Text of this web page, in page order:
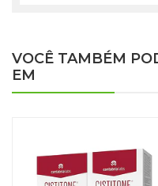
VOCÊ TAMBÉM
EM